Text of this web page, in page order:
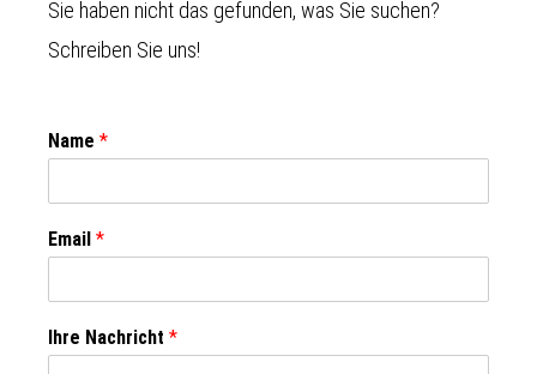
Sie haben nicht das gefunden, was Sie suchen?
Schreiben Sie uns!
Name *
Email *
Ihre Nachricht *